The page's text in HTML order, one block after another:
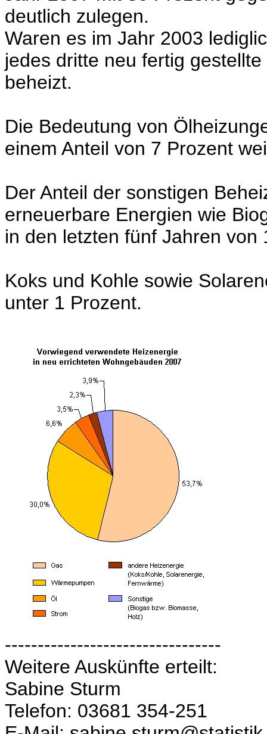
deutlich zulegen.
Waren es im Jahr 2003
jedes dritte neu fertig
beheizt.
Die Bedeutung von
einem Anteil von 7 Prozent
Der Anteil der sonstigen
erneuerbare Energien wie
in den letzten fünf Jahren von
Koks und Kohle sowie
unter 1 Prozent.
---------------------------------
Weitere Auskünfte erteilt:
Sabine Sturm
Telefon: 03681 354-251